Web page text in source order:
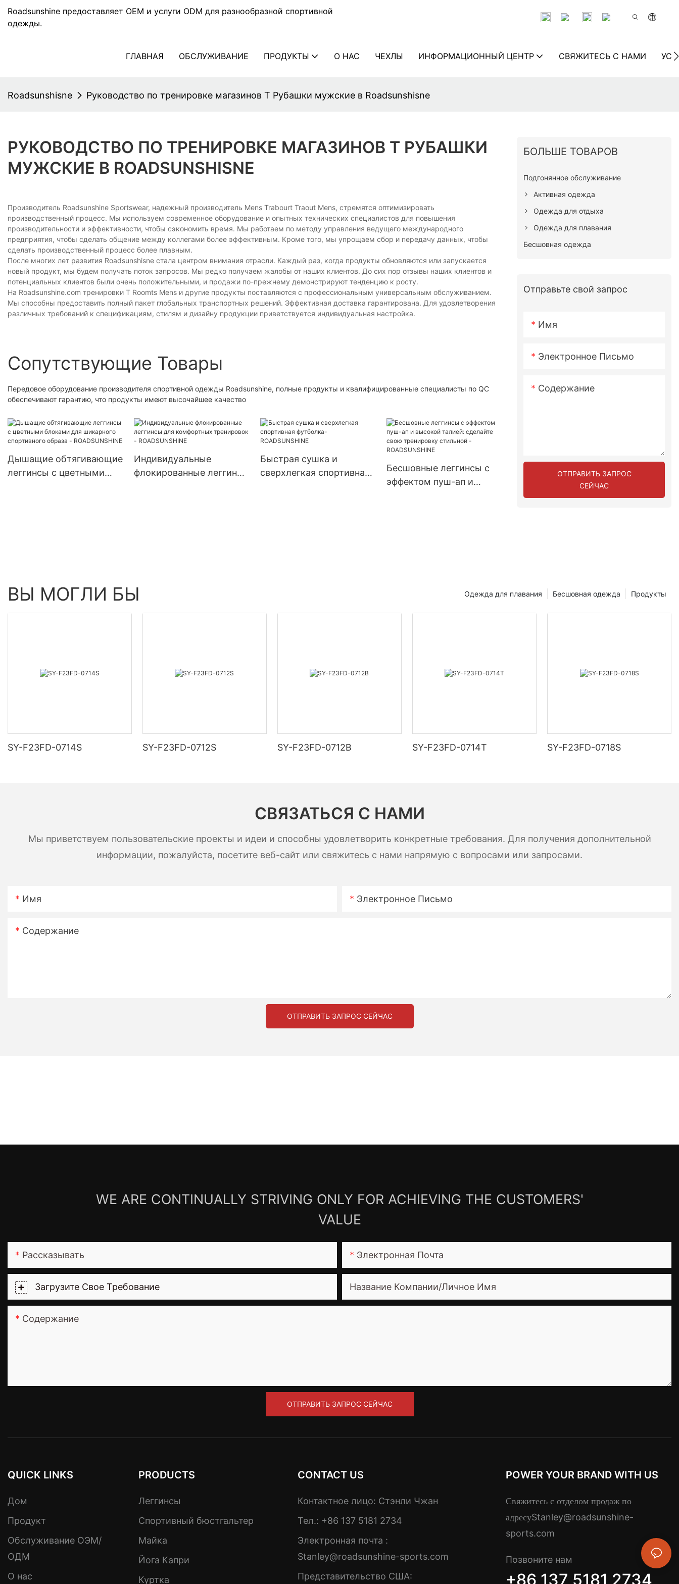
Roadsunshine предоставляет OEM и услуги ODM для разнообразной спортивной
одежды.
ГЛАВНАЯ ОБСЛУЖИВАНИЕ ПРОДУКТЫ О НАС ЧЕХЛЫ ИНФОРМАЦИОННЫЙ ЦЕНТР СВЯЖИТЕСЬ С НАМИ
Roadsunshisne Руководство по тренировке магазинов T Рубашки мужские в Roadsunshisne
РУКОВОДСТВО ПО ТРЕНИРОВКЕ МАГАЗИНОВ T РУБАШКИ
МУЖСКИЕ В ROADSUNSHISNE
Производитель Roadsunshine Sportswear, надежный производитель Mens Trabourt Traout Mens, стремятся оптимизировать
производственный процесс. Мы используем современное оборудование и опытных технических специалистов для повышения
производительности и эффективности, чтобы сэкономить время. Мы работаем по методу управления ведущего международного
предприятия, чтобы сделать общение между коллегами более эффективным. Кроме того, мы упрощаем сбор и передачу данных, чтобы
сделать производственный процесс более плавным.
После многих лет развития Roadsunshisne стала центром внимания отрасли. Каждый раз, когда продукты обновляются или запускается
новый продукт, мы будем получать поток запросов. Мы редко получаем жалобы от наших клиентов. До сих пор отзывы наших клиентов и
потенциальных клиентов были очень положительными, и продажи по-прежнему демонстрируют тенденцию к росту.
На Roadsunshine.com тренировки T Roomts Mens и другие продукты поставляются с профессиональным универсальным обслуживанием.
Мы способны предоставить полный пакет глобальных транспортных решений. Эффективная доставка гарантирована. Для удовлетворения
различных требований к спецификациям, стилям и дизайну продукции приветствуется индивидуальная настройка.
Сопутствующие Товары
Передовое оборудование производителя спортивной одежды Roadsunshine, полные продукты и квалифицированные специалисты по QC
обеспечивают гарантию, что продукты имеют высочайшее качество
Дышащие обтягивающие
леггинсы с цветными
Индивидуальные
флокированные леггинсы
Быстрая сушка и
сверхлегкая спортивная
Бесшовные леггинсы с
эффектом пуш-ап и
БОЛЬШЕ ТОВАРОВ
Подгонянное обслуживание
Активная одежда
Одежда для отдыха
Одежда для плавания
Бесшовная одежда
Отправьте свой запрос
Имя
Электронное Письмо
Содержание
ОТПРАВИТЬ ЗАПРОС
СЕЙЧАС
ВЫ МОГЛИ БЫ Продукты
Бесшовная одежда
Одежда для плавания
SY-F23FD-0714S SY-F23FD-0712S SY-F23FD-0712B SY-F23FD-0714T SY-F23FD-0718S
СВЯЗАТЬСЯ С НАМИ
Мы приветствуем пользовательские проекты и идеи и способны удовлетворить конкретные требования. Для получения дополнительной
информации, пожалуйста, посетите веб-сайт или свяжитесь с нами напрямую с вопросами или запросами.
Имя Электронное Письмо
Содержание
ОТПРАВИТЬ ЗАПРОС СЕЙЧАС
WE ARE CONTINUALLY STRIVING ONLY FOR ACHIEVING THE CUSTOMERS'
VALUE
Рассказывать Электронная Почта
Загрузите Свое Требование Название Компании/Личное Имя
Содержание
ОТПРАВИТЬ ЗАПРОС СЕЙЧАС
QUICK LINKS
Дом
Продукт
Обслуживание ОЭМ/
ОДМ
О нас
PRODUCTS
Леггинсы
Спортивный бюстгальтер
Майка
Йога Капри
Куртка
CONTACT US
Контактное лицо: Стэнли Чжан
Тел.: +86 137 5181 2734
Электронная почта :
Stanley@roadsunshine-sports.com
Представительство США:
POWER YOUR BRAND WITH US
Свяжитесь с отделом продаж по
адресуStanley@roadsunshine-
sports.com
Позвоните нам
+86 137 5181 2734